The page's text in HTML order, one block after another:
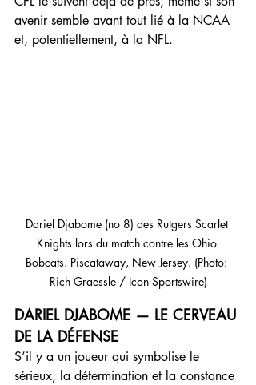
avenir semble avant tout lié à la NCAA
et, potentiellement, à la NFL.
Dariel Djabome (no 8) des Rutgers Scarlet
Knights lors du match contre les Ohio
Bobcats. Piscataway, New Jersey. (Photo:
Rich Graessle / Icon Sportswire)
DARIEL DJABOME — LE CERVEAU
DE LA DÉFENSE
S’il y a un joueur qui symbolise le
sérieux, la détermination et la constance